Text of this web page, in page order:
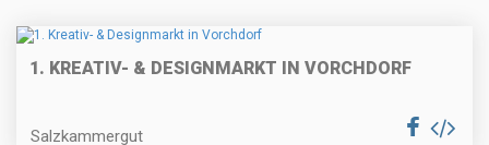
1. KREATIV- & DESIGNMARKT IN VORCHDORF
Salzkammergut